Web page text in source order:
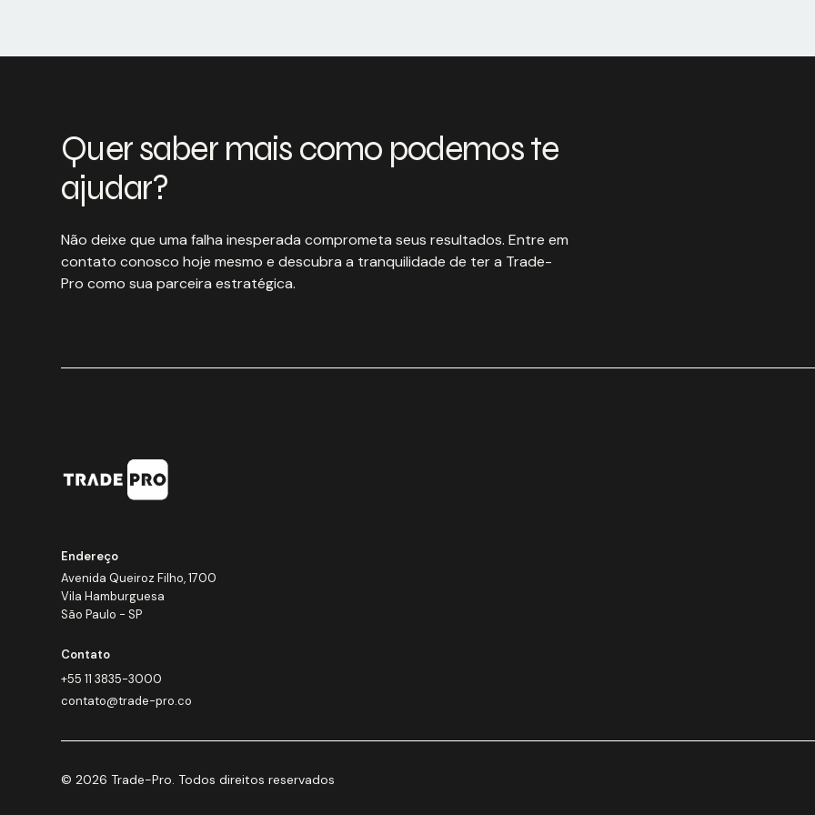
Quer saber mais como podemos te
ajudar?
Não deixe que uma falha inesperada comprometa seus resultados. Entre em
contato conosco hoje mesmo e descubra a tranquilidade de ter a Trade-
Pro como sua parceira estratégica.
Endereço
Avenida Queiroz Filho, 1700
Vila Hamburguesa
São Paulo - SP
Contato
+55 11 3835-3000
contato@trade-pro.co
© 2026 Trade-Pro. Todos direitos reservados